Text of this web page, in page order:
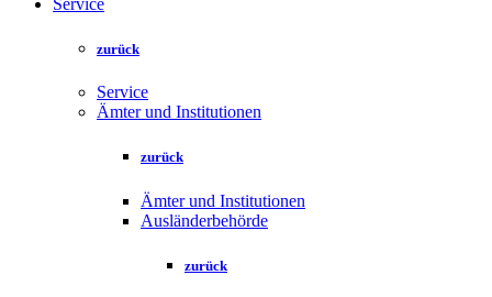
zurück
Service
Ämter und Institutionen
zurück
Ämter und Institutionen
Ausländerbehörde
zurück